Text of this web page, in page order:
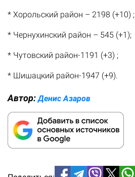
* Хорольский район – 2198 (+10) ;
* Чернухинский район – 545 (+1);
* Чутовский район-1191 (+3) ;
* Шишацкий район-1947 (+9).
Автор:Денис Азаров